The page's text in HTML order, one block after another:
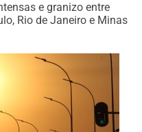
e granizo entre
Rio de Janeiro e Minas